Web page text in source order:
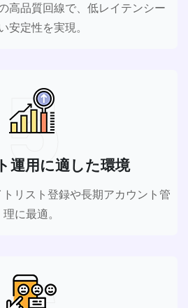
高品質回線で、低レイテンシー
安定性を実現。
運用に適した環境
リスト登録や長期アカウント管
理に最適。